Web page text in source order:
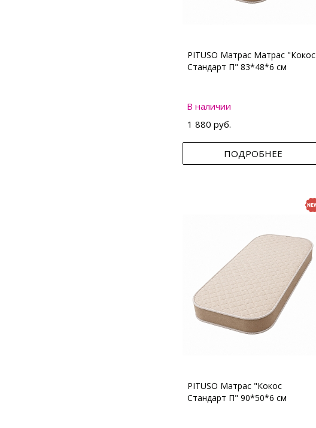
PITUSO Матрас Матрас "Кокос
Стандарт П" 83*48*6 см
В наличии
1 880 руб.
ПОДРОБНЕЕ
PITUSO Матрас "Кокос
Стандарт П" 90*50*6 см